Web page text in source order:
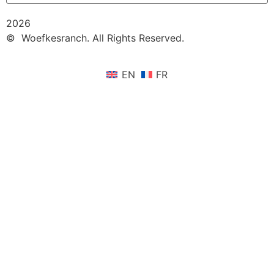
2026
© Woefkesranch. All Rights Reserved.
EN FR